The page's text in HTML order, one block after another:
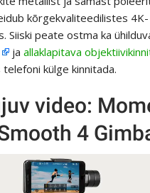
kõrgekvaliteedilistes 4K-
Siiski peate ostma ka
ja allaklapitava
külge kinnitada.
video:
4